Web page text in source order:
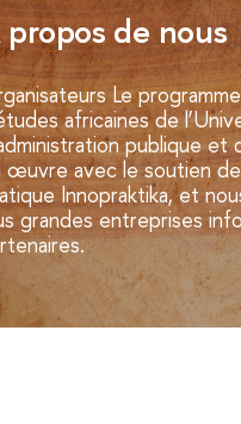
de nous
Le
africaines de
publique
œuvre avec le soutien
Innopraktika, et
grandes entreprises